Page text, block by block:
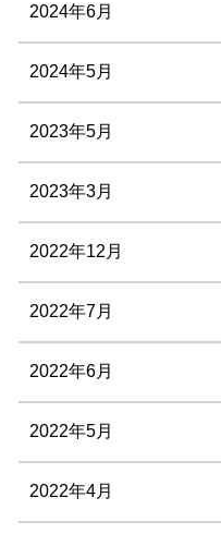
2024年6月
2024年5月
2023年5月
2023年3月
2022年12月
2022年7月
2022年6月
2022年5月
2022年4月